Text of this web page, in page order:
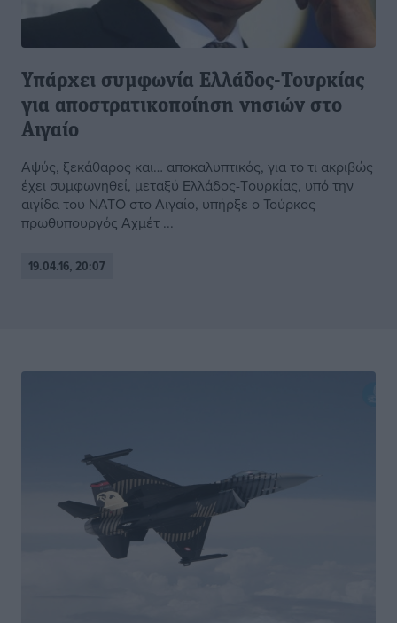
Υπάρχει συμφωνία Ελλάδος-Τουρκίας
για αποστρατικοποίηση νησιών στο
Αιγαίο
Αψύς, ξεκάθαρος και… αποκαλυπτικός, για το τι ακριβώς
έχει συμφωνηθεί, μεταξύ Ελλάδος-Tουρκίας, υπό την
αιγίδα του ΝΑΤΟ στο Αιγαίο, υπήρξε ο Τούρκος
πρωθυπουργός Αχμέτ ...
19.04.16, 20:07